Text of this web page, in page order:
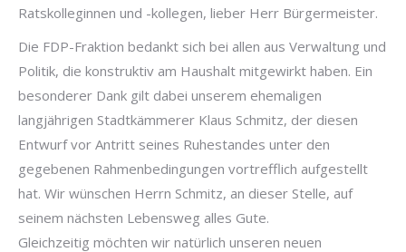
Ratskolleginnen und -kollegen, lieber Herr Bürgermeister.
Die FDP-Fraktion bedankt sich bei allen aus Verwaltung und
Politik, die konstruktiv am Haushalt mitgewirkt haben. Ein
besonderer Dank gilt dabei unserem ehemaligen
langjährigen Stadtkämmerer Klaus Schmitz, der diesen
Entwurf vor Antritt seines Ruhestandes unter den
gegebenen Rahmenbedingungen vortrefflich aufgestellt
hat. Wir wünschen Herrn Schmitz, an dieser Stelle, auf
seinem nächsten Lebensweg alles Gute.
Gleichzeitig möchten wir natürlich unseren neuen